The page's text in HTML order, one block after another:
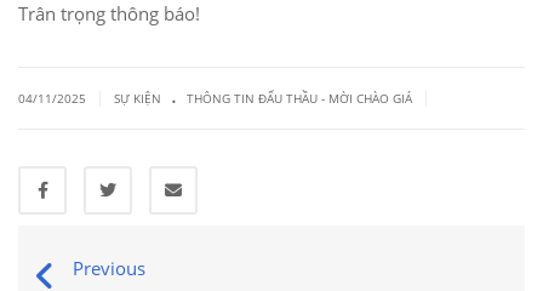
Trân trọng thông báo!
04/11/2025 SỰ KIỆN . THÔNG TIN ĐẤU THẦU - MỜI CHÀO GIÁ
Previous